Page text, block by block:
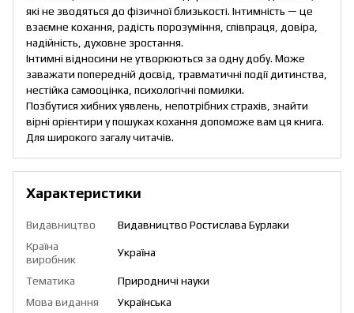
які не зводяться до фізичної близькості. Інтимність — це
взаємне кохання, радість порозуміння, співпраця, довіра,
надійність, духовне зростання.
Інтимні відносини не утворюються за одну добу. Може
заважати попередній досвід, травматичні події дитинства,
нестійка самооцінка, психологічні помилки.
Позбутися хибних уявлень, непотрібних страхів, знайти
вірні орієнтири у пошуках кохання допоможе вам ця книга.
Для широкого загалу читачів.
Характеристики
Видавництво
Видавництво Ростислава Бурлаки
Країна
виробник
Україна
Тематика
Природничі науки
Мова видання
Українська